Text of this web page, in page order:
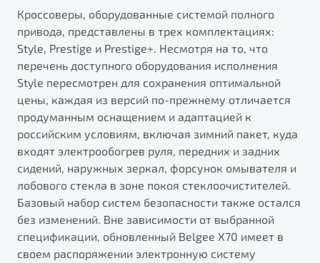
Кроссоверы, оборудованные системой полного
привода, представлены в трех комплектациях:
Style, Prestige и Prestige+. Несмотря на то, что
перечень доступного оборудования исполнения
Style пересмотрен для сохранения оптимальной
цены, каждая из версий по-прежнему отличается
продуманным оснащением и адаптацией к
российским условиям, включая зимний пакет, куда
входят электрообогрев руля, передних и задних
сидений, наружных зеркал, форсунок омывателя и
лобового стекла в зоне покоя стеклоочистителей.
Базовый набор систем безопасности также остался
без изменений. Вне зависимости от выбранной
спецификации, обновленный Belgee X70 имеет в
своем распоряжении электронную систему